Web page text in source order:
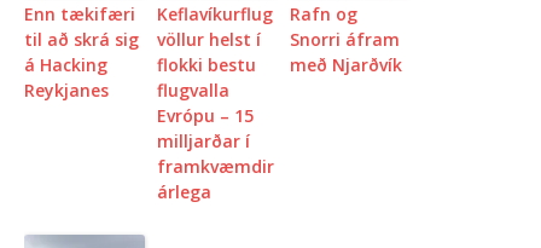
Enn tækifæri
til að skrá sig
á Hacking
Reykjanes
Keflavíkurflug
völlur helst í
flokki bestu
flugvalla
Evrópu – 15
milljarðar í
framkvæmdir
árlega
Rafn og
Snorri áfram
með Njarðvík